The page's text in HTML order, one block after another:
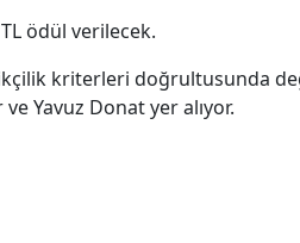
ödül verilecek.
kriterleri doğrultusunda
Yavuz Donat yer alıyor.